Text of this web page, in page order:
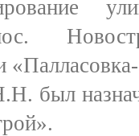
пос.
был